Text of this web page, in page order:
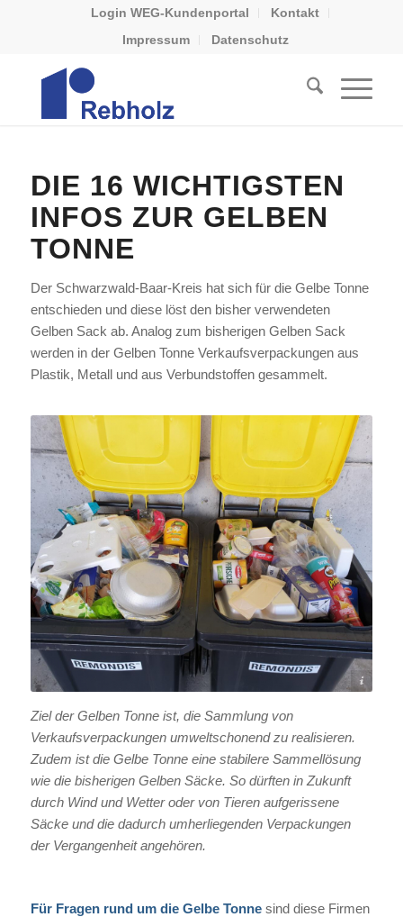
Login WEG-Kundenportal
Kontakt
Impressum
Datenschutz
DIE 16 WICHTIGSTEN
INFOS ZUR GELBEN
TONNE
Der Schwarzwald-Baar-Kreis hat sich für die Gelbe Tonne
entschieden und diese löst den bisher verwendeten
Gelben Sack ab. Analog zum bisherigen Gelben Sack
werden in der Gelben Tonne Verkaufsverpackungen aus
Plastik, Metall und aus Verbundstoffen gesammelt.
(c) Landratsamt Schwarzwald-Baar-Kreis
Ziel der Gelben Tonne ist, die Sammlung von
Verkaufsverpackungen umweltschonend zu realisieren.
Zudem ist die Gelbe Tonne eine stabilere Sammellösung
wie die bisherigen Gelben Säcke. So dürften in Zukunft
durch Wind und Wetter oder von Tieren aufgerissene
Säcke und die dadurch umherliegenden Verpackungen
der Vergangenheit angehören.
Für Fragen rund um die Gelbe Tonnesind diese Firmen